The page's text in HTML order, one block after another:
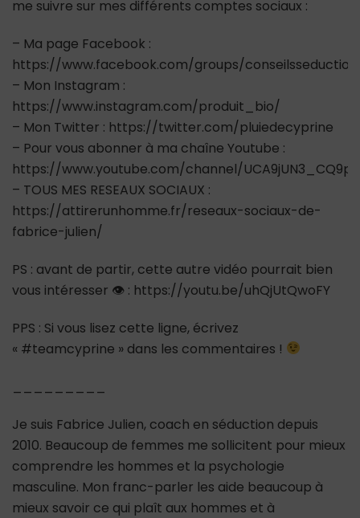
me suivre sur mes différents comptes sociaux :
– Ma page Facebook :
https://www.facebook.com/groups/
– Mon Instagram :
https://www.instagram.com/produit_bio/
– Mon Twitter : https://twitter.com/pluiedecyprine
– Pour vous abonner à ma chaîne Youtube :
https://www.youtube.com/channel/
– TOUS MES RESEAUX SOCIAUX :
https://attirerunhomme.fr/reseaux-sociaux-de-
fabrice-julien/
PS : avant de partir, cette autre vidéo pourrait bien
vous intéresser 👁 : https://youtu.be/uhQjUtQwoFY
PPS : Si vous lisez cette ligne, écrivez
« #teamcyprine » dans les commentaires !
Je suis Fabrice Julien, coach en séduction depuis
2010. Beaucoup de femmes me sollicitent pour mieux
comprendre les hommes et la psychologie
masculine. Mon franc-parler les aide beaucoup à
mieux savoir ce qui plaît aux hommes et à